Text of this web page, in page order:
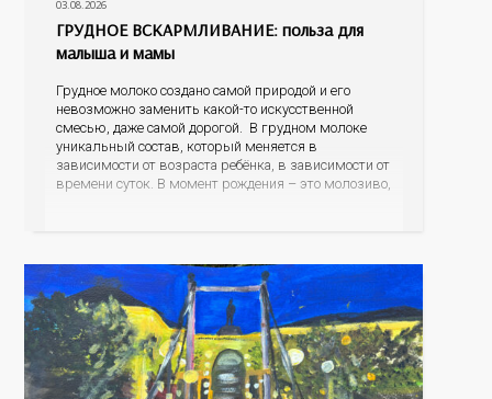
03.08.2026
ГРУДНОЕ ВСКАРМЛИВАНИЕ: польза для
малыша и мамы
Грудное молоко создано самой природой и его
невозможно заменить какой-то искусственной
смесью, даже самой дорогой. В грудном молоке
уникальный состав, который меняется в
зависимости от возраста ребёнка, в зависимости от
времени суток. В момент рождения – это молозиво,